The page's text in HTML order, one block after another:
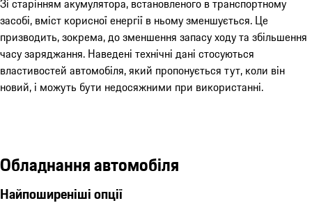
Зі старінням акумулятора, встановленого в транспортному
засобі, вміст корисної енергії в ньому зменшується. Це
призводить, зокрема, до зменшення запасу ходу та збільшення
часу заряджання. Наведені технічні дані стосуються
властивостей автомобіля, який пропонується тут, коли він
новий, і можуть бути недосяжними при використанні.
Обладнання автомобіля
Найпоширеніші опції